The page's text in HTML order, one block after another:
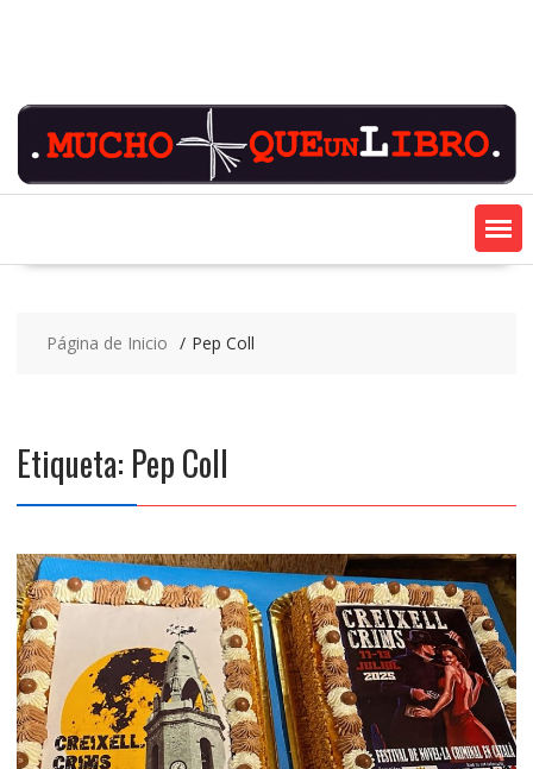
Página de Inicio Pep Coll
Etiqueta: Pep Coll